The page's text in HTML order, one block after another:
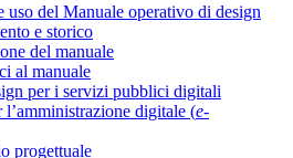
uso del Manuale operativo di design
e storico
del manuale
al manuale
per i servizi pubblici digitali
l’amministrazione digitale (e-
progettuale